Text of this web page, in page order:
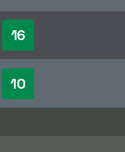
16
10